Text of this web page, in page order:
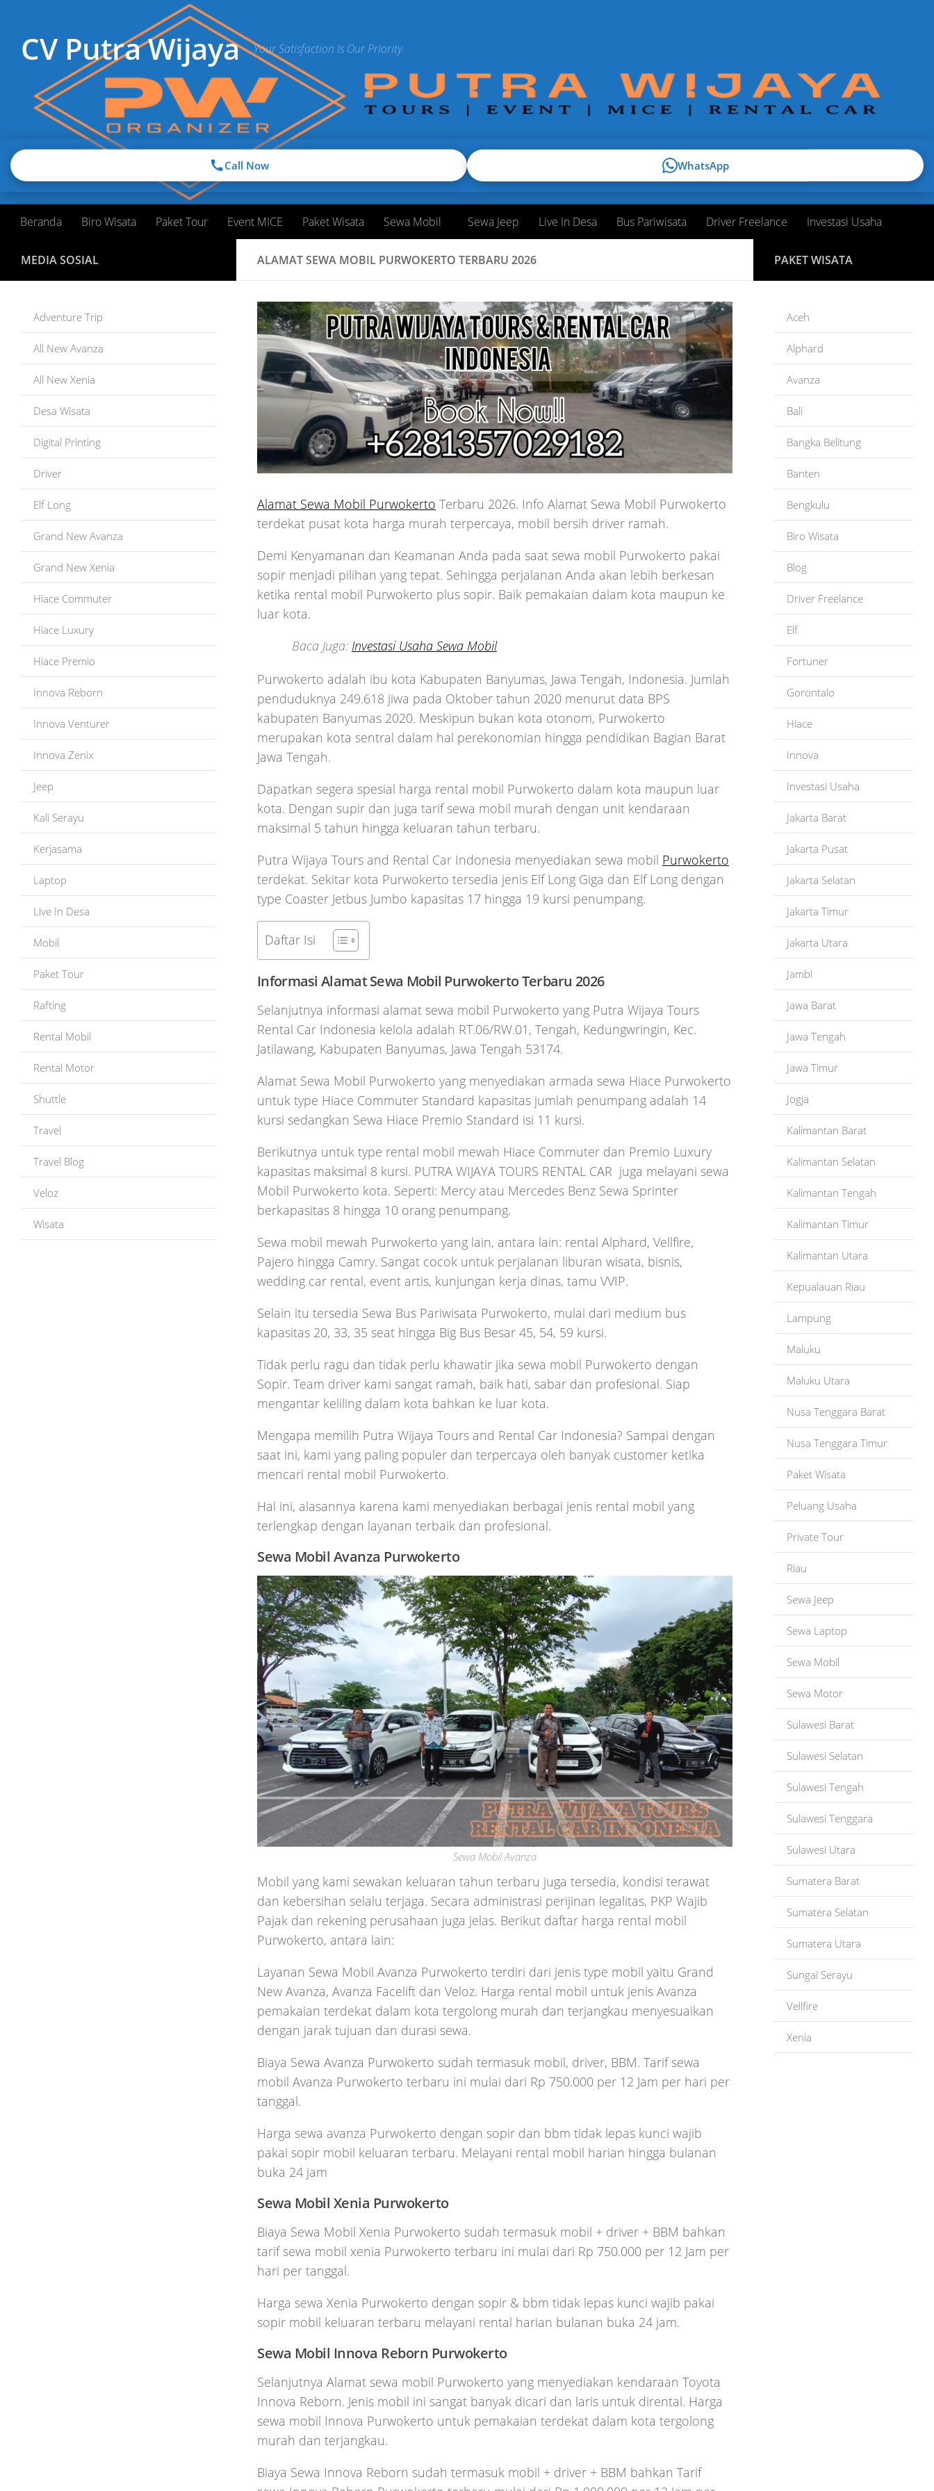
CV Putra Wijaya Your Satisfaction Is Our Priority
Beranda Biro Wisata Paket Tour Event MICE Paket Wisata Sewa Mobil Sewa Jeep Live In Desa Bus Pariwisata Driver Freelance Investasi Usaha
ALAMAT SEWA MOBIL PURWOKERTO TERBARU 2026
Alamat Sewa Mobil Purwokerto Terbaru 2026. Info Alamat Sewa Mobil Purwokerto
terdekat pusat kota harga murah terpercaya, mobil bersih driver ramah.
Demi Kenyamanan dan Keamanan Anda pada saat sewa mobil Purwokerto pakai
sopir menjadi pilihan yang tepat. Sehingga perjalanan Anda akan lebih berkesan
ketika rental mobil Purwokerto plus sopir. Baik pemakaian dalam kota maupun ke
luar kota.
Baca Juga: Investasi Usaha Sewa Mobil
Purwokerto adalah ibu kota Kabupaten Banyumas, Jawa Tengah, Indonesia. Jumlah
penduduknya 249.618 jiwa pada Oktober tahun 2020 menurut data BPS
kabupaten Banyumas 2020. Meskipun bukan kota otonom, Purwokerto
merupakan kota sentral dalam hal perekonomian hingga pendidikan Bagian Barat
Jawa Tengah.
Dapatkan segera spesial harga rental mobil Purwokerto dalam kota maupun luar
kota. Dengan supir dan juga tarif sewa mobil murah dengan unit kendaraan
maksimal 5 tahun hingga keluaran tahun terbaru.
Putra Wijaya Tours and Rental Car Indonesia menyediakan sewa mobil Purwokerto
terdekat. Sekitar kota Purwokerto tersedia jenis Elf Long Giga dan Elf Long dengan
type Coaster Jetbus Jumbo kapasitas 17 hingga 19 kursi penumpang.
Daftar Isi
Informasi Alamat Sewa Mobil Purwokerto Terbaru 2026
Selanjutnya informasi alamat sewa mobil Purwokerto yang Putra Wijaya Tours
Rental Car Indonesia kelola adalah RT.06/RW.01, Tengah, Kedungwringin, Kec.
Jatilawang, Kabupaten Banyumas, Jawa Tengah 53174.
Alamat Sewa Mobil Purwokerto yang menyediakan armada sewa Hiace Purwokerto
untuk type Hiace Commuter Standard kapasitas jumlah penumpang adalah 14
kursi sedangkan Sewa Hiace Premio Standard isi 11 kursi.
Berikutnya untuk type rental mobil mewah Hiace Commuter dan Premio Luxury
kapasitas maksimal 8 kursi. PUTRA WIJAYA TOURS RENTAL CAR juga melayani sewa
Mobil Purwokerto kota. Seperti: Mercy atau Mercedes Benz Sewa Sprinter
berkapasitas 8 hingga 10 orang penumpang.
Sewa mobil mewah Purwokerto yang lain, antara lain: rental Alphard, Vellfire,
Pajero hingga Camry. Sangat cocok untuk perjalanan liburan wisata, bisnis,
wedding car rental, event artis, kunjungan kerja dinas, tamu VVIP.
Selain itu tersedia Sewa Bus Pariwisata Purwokerto, mulai dari medium bus
kapasitas 20, 33, 35 seat hingga Big Bus Besar 45, 54, 59 kursi.
Tidak perlu ragu dan tidak perlu khawatir jika sewa mobil Purwokerto dengan
Sopir. Team driver kami sangat ramah, baik hati, sabar dan profesional. Siap
mengantar keliling dalam kota bahkan ke luar kota.
Mengapa memilih Putra Wijaya Tours and Rental Car Indonesia? Sampai dengan
saat ini, kami yang paling populer dan terpercaya oleh banyak customer ketika
mencari rental mobil Purwokerto.
Hal ini, alasannya karena kami menyediakan berbagai jenis rental mobil yang
terlengkap dengan layanan terbaik dan profesional.
Sewa Mobil Avanza Purwokerto
Sewa Mobil Avanza
Mobil yang kami sewakan keluaran tahun terbaru juga tersedia, kondisi terawat
dan kebersihan selalu terjaga. Secara administrasi perijinan legalitas, PKP Wajib
Pajak dan rekening perusahaan juga jelas. Berikut daftar harga rental mobil
Purwokerto, antara lain:
Layanan Sewa Mobil Avanza Purwokerto terdiri dari jenis type mobil yaitu Grand
New Avanza, Avanza Facelift dan Veloz. Harga rental mobil untuk jenis Avanza
pemakaian terdekat dalam kota tergolong murah dan terjangkau menyesuaikan
dengan jarak tujuan dan durasi sewa.
Biaya Sewa Avanza Purwokerto sudah termasuk mobil, driver, BBM. Tarif sewa
mobil Avanza Purwokerto terbaru ini mulai dari Rp 750.000 per 12 Jam per hari per
tanggal.
Harga sewa avanza Purwokerto dengan sopir dan bbm tidak lepas kunci wajib
pakai sopir mobil keluaran terbaru. Melayani rental mobil harian hingga bulanan
buka 24 jam
Sewa Mobil Xenia Purwokerto
Biaya Sewa Mobil Xenia Purwokerto sudah termasuk mobil + driver + BBM bahkan
tarif sewa mobil xenia Purwokerto terbaru ini mulai dari Rp 750.000 per 12 Jam per
hari per tanggal.
Harga sewa Xenia Purwokerto dengan sopir & bbm tidak lepas kunci wajib pakai
sopir mobil keluaran terbaru melayani rental harian bulanan buka 24 jam.
Sewa Mobil Innova Reborn Purwokerto
Selanjutnya Alamat sewa mobil Purwokerto yang menyediakan kendaraan Toyota
Innova Reborn. Jenis mobil ini sangat banyak dicari dan laris untuk dirental. Harga
sewa mobil Innova Purwokerto untuk pemakaian terdekat dalam kota tergolong
murah dan terjangkau.
Biaya Sewa Innova Reborn sudah termasuk mobil + driver + BBM bahkan Tarif
MEDIA SOSIAL
Adventure Trip
All New Avanza
All New Xenia
Desa Wisata
Digital Printing
Driver
Elf Long
Grand New Avanza
Grand New Xenia
Hiace Commuter
Hiace Luxury
Hiace Premio
Innova Reborn
Innova Venturer
Innova Zenix
Jeep
Kali Serayu
Kerjasama
Laptop
Live In Desa
Mobil
Paket Tour
Rafting
Rental Mobil
Rental Motor
Shuttle
Travel
Travel Blog
Veloz
Wisata
PAKET WISATA
Aceh
Alphard
Avanza
Bali
Bangka Belitung
Banten
Bengkulu
Biro Wisata
Blog
Driver Freelance
Elf
Fortuner
Gorontalo
Hiace
Innova
Investasi Usaha
Jakarta Barat
Jakarta Pusat
Jakarta Selatan
Jakarta Timur
Jakarta Utara
Jambi
Jawa Barat
Jawa Tengah
Jawa Timur
Jogja
Kalimantan Barat
Kalimantan Selatan
Kalimantan Tengah
Kalimantan Timur
Kalimantan Utara
Kepualauan Riau
Lampung
Maluku
Maluku Utara
Nusa Tenggara Barat
Nusa Tenggara Timur
Paket Wisata
Peluang Usaha
Private Tour
Riau
Sewa Jeep
Sewa Laptop
Sewa Mobil
Sewa Motor
Sulawesi Barat
Sulawesi Selatan
Sulawesi Tengah
Sulawesi Tenggara
Sulawesi Utara
Sumatera Barat
Sumatera Selatan
Sumatera Utara
Sungai Serayu
Vellfire
Xenia
Call Now WhatsApp